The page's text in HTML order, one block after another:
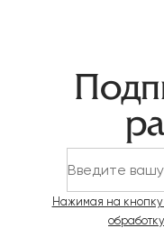
записям
Нажимая на